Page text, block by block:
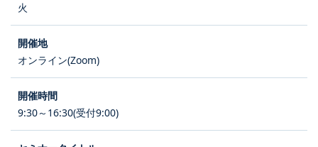
火
オンライン(Zoom)
9:30～16:30(受付9:00)